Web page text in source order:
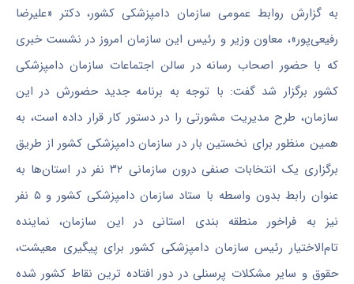
به گزارش روابط عمومی سازمان دامپزشکی کشور، دکتر «علیرضا
رفیعی‌پور»، معاون وزیر و رئیس این سازمان امروز در نشست خبری
که با حضور اصحاب رسانه در سالن اجتماعات سازمان دامپزشکی
کشور برگزار شد گفت: با توجه به برنامه جدید حضورش در این
سازمان، طرح مدیریت مشورتی را در دستور کار قرار داده است، به
همین منظور برای نخستین بار در سازمان دامپزشکی کشور از طریق
برگزاری یک انتخابات صنفی درون سازمانی ۳۲ نفر در استان‌ها به
عنوان رابط بدون واسطه با ستاد سازمان دامپزشکی کشور و ۵ نفر
نیز به فراخور منطقه بندی استانی در این سازمان، نماینده
تام‌الاختیار رئیس سازمان دامپزشکی کشور برای پیگیری معیشت،
حقوق و سایر مشکلات پرسنلی در دور افتاده ترین نقاط کشور شده